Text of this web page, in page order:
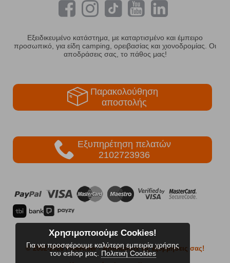
Εξειδικευμένο κατάστημα, με καταρτισμένο και έμπειρο
προσωπικό, για είδη camping, ορειβασίας και χιονοδρομίας. Οι
αποδράσεις σας, το πάθος μας!
Παρακολούθηση
αποστολής
Εξυπηρέτηση πελατών
2102723936
© 2002-2026 FreeRider- Απολαύστε τις εξορμήσεις σας!
Χρησιμοποιούμε Cookies!
Για να προσφέρουμε καλύτερη εμπειρία χρήσης
του eshop μας. Πολιτική Cookies